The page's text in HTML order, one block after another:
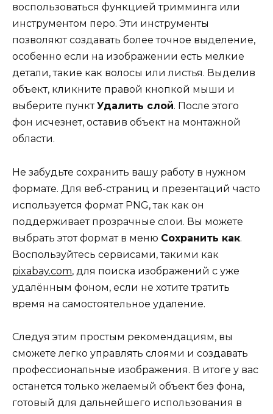
воспользоваться функцией тримминга или
инструментом перо. Эти инструменты
позволяют создавать более точное выделение,
особенно если на изображении есть мелкие
детали, такие как волосы или листья. Выделив
объект, кликните правой кнопкой мыши и
выберите пунктУдалить слой. После этого
фон исчезнет, оставив объект на монтажной
области.
Не забудьте сохранить вашу работу в нужном
формате. Для веб-страниц и презентаций часто
используется формат PNG, так как он
поддерживает прозрачные слои. Вы можете
выбрать этот формат в меню Сохранить как.
Воспользуйтесь сервисами, такими как
pixabay.com, для поиска изображений с уже
удалённым фоном, если не хотите тратить
время на самостоятельное удаление.
Следуя этим простым рекомендациям, вы
сможете легко управлять слоями и создавать
профессиональные изображения. В итоге у вас
останется только желаемый объект без фона,
готовый для дальнейшего использования в